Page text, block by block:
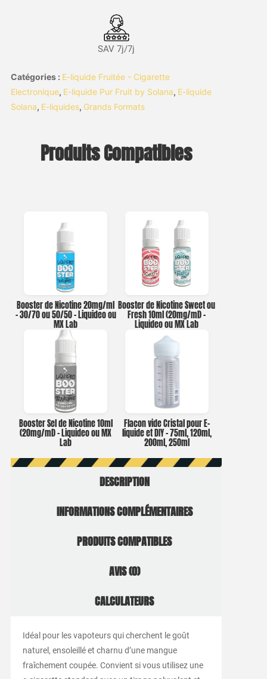
SAV 7j/7j
Catégories : E-liquide Fruitée - Cigarette
Electronique, E-liquide Pur Fruit by Solana, E-liquide
Solana, E-liquides, Grands Formats
Produits Compatibles
Booster de Nicotine 20mg/ml
– 30/70 ou 50/50 – Liquideo ou
MX Lab
Booster de Nicotine Sweet ou
Fresh 10ml (20mg/ml) –
Liquideo ou MX Lab
Booster Sel de Nicotine 10ml
(20mg/ml) – Liquideo ou MX
Lab
Flacon vide Cristal pour E-
liquide et DIY – 75ml, 120ml,
200ml, 250ml
DESCRIPTION
INFORMATIONS COMPLÉMENTAIRES
PRODUITS COMPATIBLES
AVIS (0)
CALCULATEURS
Idéal pour les vapoteurs qui cherchent le goût
naturel, ensoleillé et charnu d’une mangue
fraîchement coupée. Convient si vous utilisez une